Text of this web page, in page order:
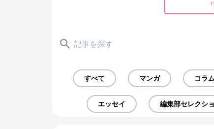
すべて マンガ コラム
エッセイ 編集部セレクシ